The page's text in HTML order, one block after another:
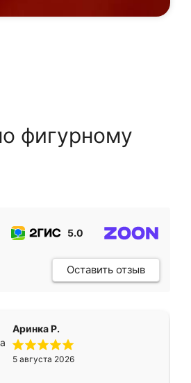
фигурному
5.0
Оставить отзыв
Аринка Р.
5 августа 2026